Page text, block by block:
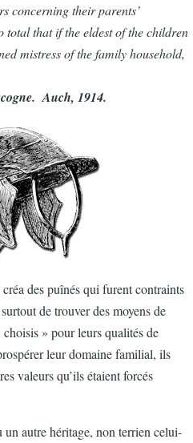
concerning their parents’
that if the eldest of the children
mistress of the family household,
Auch, 1914.
des puînés qui furent contraints
de trouver des moyens de
» pour leurs qualités de
leur domaine familial, ils
valeurs qu’ils étaient forcés
autre héritage, non terrien celui-